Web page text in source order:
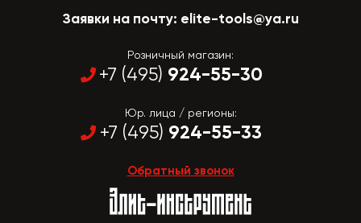
Заявки на почту: elite-tools@ya.ru
Розничный магазин:
+7 (495) 924-55-30
Юр. лица / регионы:
+7 (495) 924-55-33
Обратный звонок